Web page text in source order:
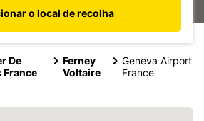
o local de recolha
De
France
Ferney
Voltaire
Geneva Airport
France